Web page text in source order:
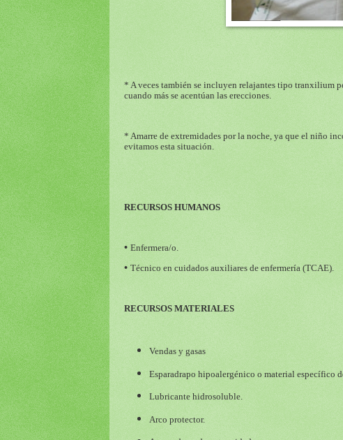
* A veces también se incluyen relajantes tipo tranxilium
cuando más se acentúan las erecciones.
* Amarre de extremidades por la noche, ya que el niño
evitamos esta situación.
RECURSOS HUMANOS
• Enfermera/o.
• Técnico en cuidados auxiliares de enfermería (TCAE).
RECURSOS MATERIALES
Vendas y gasas
Esparadrapo hipoalergénico o material específico
Lubricante hidrosoluble.
Arco protector.